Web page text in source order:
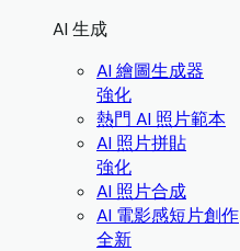
AI 生成
AI 繪圖生成器
強化
熱門 AI 照片範本
AI 照片拼貼
強化
AI 照片合成
AI 電影感短片創作
全新